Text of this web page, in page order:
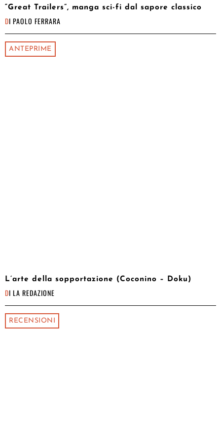
“Great Trailers”, manga sci-fi dal sapore classico
DI PAOLO FERRARA
ANTEPRIME
L’arte della sopportazione (Coconino – Doku)
DI LA REDAZIONE
RECENSIONI